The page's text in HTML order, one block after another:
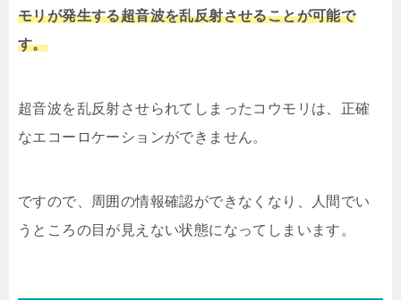
モリが発生する超音波を乱反射させることが可能で
す。
超音波を乱反射させられてしまったコウモリは、正確
なエコーロケーションができません。
ですので、周囲の情報確認ができなくなり、人間でい
うところの目が見えない状態になってしまいます。